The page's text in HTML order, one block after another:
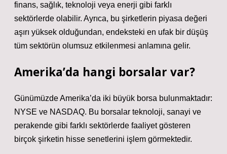
finans, sağlık, teknoloji veya enerji gibi farklı
sektörlerde olabilir. Ayrıca, bu şirketlerin piyasa değeri
aşırı yüksek olduğundan, endeksteki en ufak bir düşüş
tüm sektörün olumsuz etkilenmesi anlamına gelir.
Amerika’da hangi borsalar var?
Günümüzde Amerika’da iki büyük borsa bulunmaktadır:
NYSE ve NASDAQ. Bu borsalar teknoloji, sanayi ve
perakende gibi farklı sektörlerde faaliyet gösteren
birçok şirketin hisse senetlerini işlem görmektedir.